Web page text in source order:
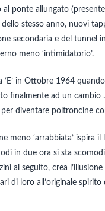
ponte allungato
stesso anno, nuovi
secondaria e del tunnel
meno ‘intimidatorio’.
‘E’ in Ottobre 1964
finalmente ad un cambio
diventare poltroncine
meno ‘arrabbiata’ ispira
in due ora si sta
al seguito, crea
di loro all’originale